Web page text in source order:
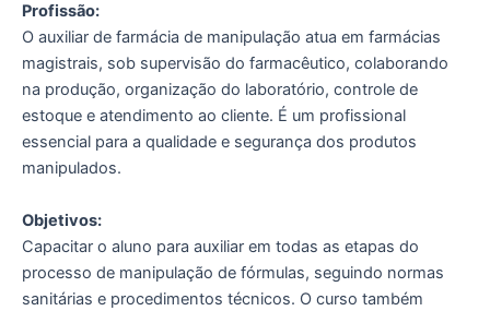
Profissão:
O auxiliar de farmácia de manipulação atua em farmácias
magistrais, sob supervisão do farmacêutico, colaborando
na produção, organização do laboratório, controle de
estoque e atendimento ao cliente. É um profissional
essencial para a qualidade e segurança dos produtos
manipulados.
Objetivos:
Capacitar o aluno para auxiliar em todas as etapas do
processo de manipulação de fórmulas, seguindo normas
sanitárias e procedimentos técnicos. O curso também